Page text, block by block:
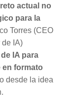
actual no
para la
Torres (CEO
de IA)
IA para
en formato
desde la idea